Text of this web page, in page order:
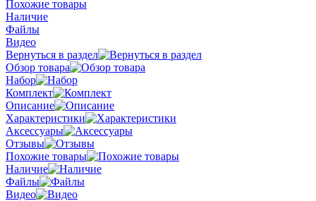
Похожие товары
Наличие
Файлы
Видео
Вернуться в раздел
Обзор товара
Набор
Комплект
Описание
Характеристики
Аксессуары
Отзывы
Похожие товары
Наличие
Файлы
Видео